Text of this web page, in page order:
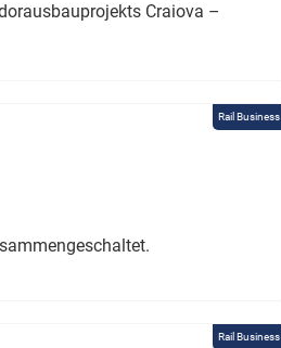
Craiova –
Rail Business
Rail Business